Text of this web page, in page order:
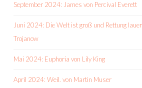
September 2024: James von Percival Everett
Juni 2024: Die Welt ist groß und Rettung
Trojanow
Mai 2024: Euphoria von Lily King
April 2024: Weil. von Martin Muser